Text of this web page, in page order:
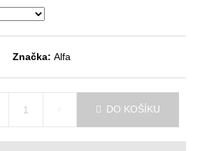
Značka: Alfa
DO KOŠÍKU